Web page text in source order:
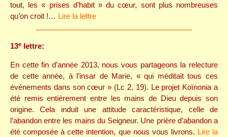
tout, les « prises d’habit » du cœur, sont plus nombreuses
qu’on croit !… Lire la lettre
13e lettre:
En cette fin d’année 2013, nous vous partageons la relecture
de cette année, à l’insar de Marie, « qui méditait tous ces
événements dans son cœur » (Lc 2, 19). Le projet Koïnonia a
été remis entièrement entre les mains de Dieu depuis son
origine. Cela induit une attitude caractéristique, celle de
l’abandon entre les mains du Seigneur. Une prière d’abandon a
été composée à cette intention, que nous vous livrons. Lire la